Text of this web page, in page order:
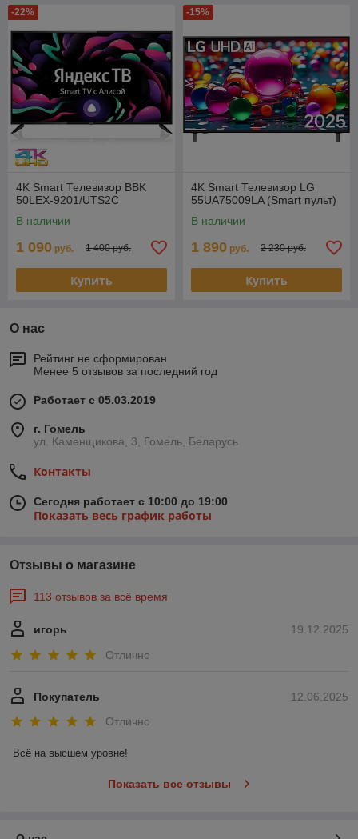
-22%
4K Smart Телевизор BBK
50LEX-9201/UTS2C
В наличии
1 090 руб. 1 400 руб.
Купить
-15%
4K Smart Телевизор LG
55UA75009LA (Smart пульт)
В наличии
1 890 руб. 2 230 руб.
Купить
О нас
Рейтинг не сформирован
Менее 5 отзывов за последний год
Работает с 05.03.2019
г. Гомель
ул. Каменщикова, 3, Гомель, Беларусь
Контакты
Сегодня работает с 10:00 до 19:00
Показать весь график работы
Отзывы о магазине
113 отзывов за всё время
19.12.2025
игорь
Отлично
12.06.2025
Покупатель
Отлично
Всё на высшем уровне!
Показать все отзывы